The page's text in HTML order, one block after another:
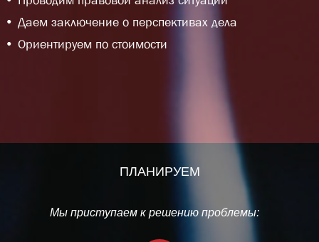
Даем заключение о перспективах дела
Ориентируем по стоимости
ПЛАНИРУЕМ
Мы приступаем к решению проблемы: